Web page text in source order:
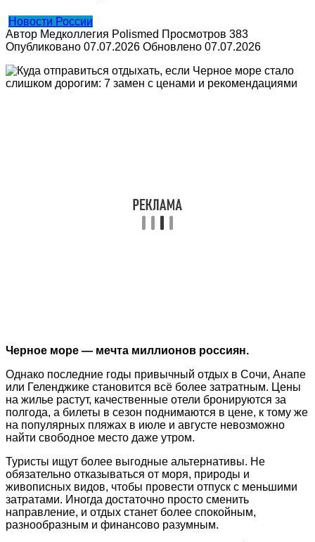
Новости России
Автор Медколлегия Polismed Просмотров 383
Опубликовано 07.07.2026 Обновлено 07.07.2026
Черное море — мечта миллионов россиян.
Однако последние годы привычный отдых в Сочи, Анапе
или Геленджике становится всё более затратным. Цены
на жилье растут, качественные отели бронируются за
полгода, а билеты в сезон поднимаются в цене, к тому же
на популярных пляжах в июле и августе невозможно
найти свободное место даже утром.
Туристы ищут более выгодные альтернативы. Не
обязательно отказываться от моря, природы и
живописных видов, чтобы провести отпуск с меньшими
затратами. Иногда достаточно просто сменить
направление, и отдых станет более спокойным,
разнообразным и финансово разумным.